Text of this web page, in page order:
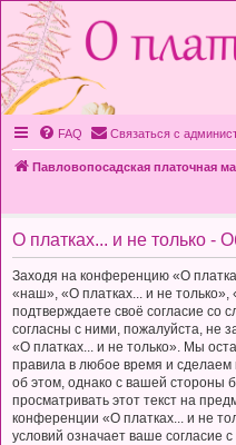
FAQ Связаться с
Павловопосадская платочная
О платках... и не только -
Заходя на конференцию «О
«наш», «О платках... и не только»,
подтверждаете своё согласие со
согласны с ними, пожалуйста, не
«О платках... и не только». Мы
правила в любое время и сделаем
об этом, однако с вашей стороны
просматривать этот текст на
конференции «О платках... и не
условий означает ваше согласие с